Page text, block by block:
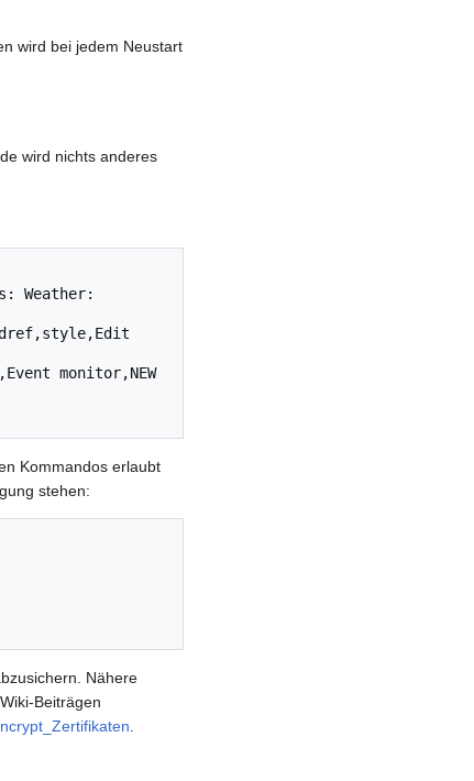
wird bei jedem Neustart
wird nichts anderes
Weather:
monitor,NEW
Kommandos erlaubt
stehen:
Nähere
Beiträgen